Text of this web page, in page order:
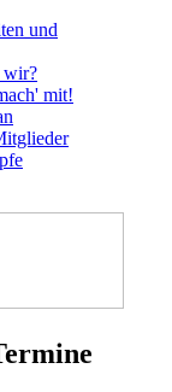
und
wir?
mit!